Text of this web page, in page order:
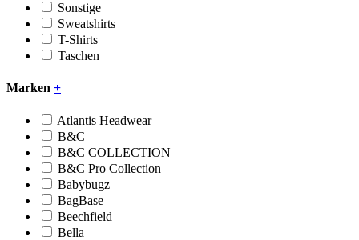
Sonstige
Sweatshirts
T-Shirts
Taschen
Marken +
Atlantis Headwear
B&C
B&C COLLECTION
B&C Pro Collection
Babybugz
BagBase
Beechfield
Bella